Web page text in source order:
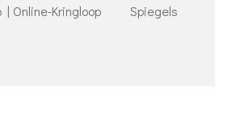
Online-Kringloop Spiegels